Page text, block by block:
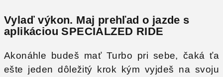
Vylaď výkon. Maj prehľad o jazde s
aplikáciou SPECIALZED RIDE
Akonáhle budeš mať Turbo pri sebe, čaká ťa
ešte jeden dôležitý krok kým vyjdeš na svoju